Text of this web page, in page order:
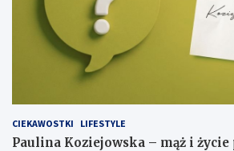
CIEKAWOSTKI LIFESTYLE
Paulina Koziejowska – mąż i